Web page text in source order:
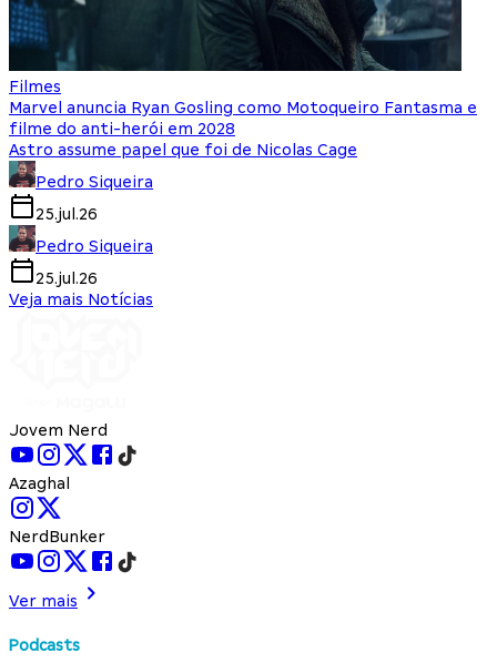
Filmes
Marvel anuncia Ryan Gosling como Motoqueiro Fantasma e
filme do anti-herói em 2028
Astro assume papel que foi de Nicolas Cage
Pedro Siqueira
25.jul.26
Pedro Siqueira
25.jul.26
Veja mais Notícias
Jovem Nerd
Azaghal
NerdBunker
Ver mais
Podcasts